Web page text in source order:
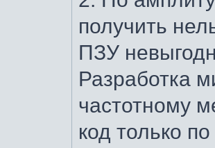
получить
ПЗУ
Разработка
частотному
код только